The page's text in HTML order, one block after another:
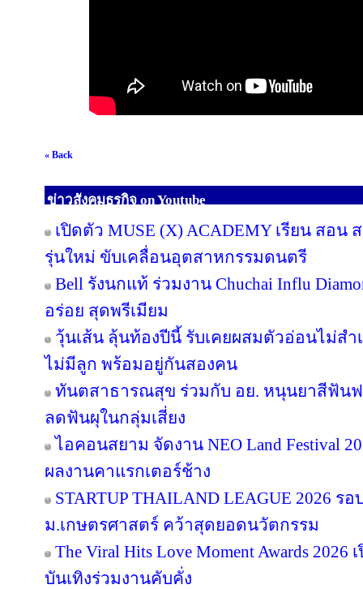
« Back
ข่าวสังคมธุรกิจ on Youtube
เปิดตัว MUSE (X) ACADEMY เรียน สอ
รุ่นใหม่ ขับเคลื่อนอุตสาหกรรมดนตรี
Bell รังนกแท้ ร่วมงาน Chuchai Influ
อร่อย สุดพรีเมียม
วุ้นเส้น ลุ้นท้องปีนี้ รับเคยผสมตัวอ่อนไม่สำ
ไม่มีลูก พร้อมอยู่กันสองคน
ทันตสาธารณสุข ร่วมกับ อย. หนุนยาสีฟันฟ
ลดฟันผุในกลุ่มเสี่ยง
ไอคอนสยาม จัดงาน NEO Land Festival
ผลงานคาแรกเตอร์ช้าง
STARTUP THAILAND LEAGUE 2026 ร
ม.เกษตรศาสตร์ คว้าสุดยอดนวัตกรรม
The Viral Hits Love Moment Awards
บันเทิงร่วมงานคับคั่ง